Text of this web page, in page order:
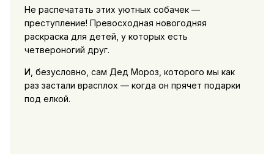
Не распечатать этих уютных собачек —
преступление! Превосходная новогодняя
раскраска для детей, у которых есть
четвероногий друг.
И, безусловно, сам Дед Мороз, которого мы как
раз застали врасплох — когда он прячет подарки
под елкой.